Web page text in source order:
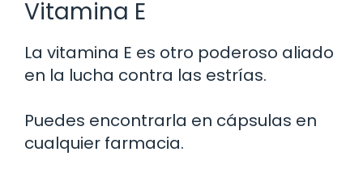
Vitamina E
La vitamina E es otro poderoso aliado
en la lucha contra las estrías.
Puedes encontrarla en cápsulas en
cualquier farmacia.